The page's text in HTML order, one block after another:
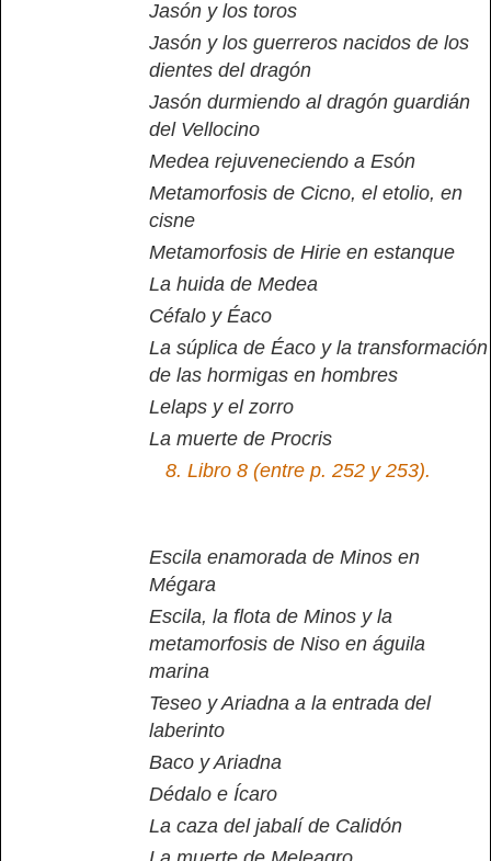
Jasón y los toros
Jasón y los guerreros nacidos de los
dientes del dragón
Jasón durmiendo al dragón guardián
del Vellocino
Medea rejuveneciendo a Esón
Metamorfosis de Cicno, el etolio, en
cisne
Metamorfosis de Hirie en estanque
La huida de Medea
Céfalo y Éaco
La súplica de Éaco y la transformación
de las hormigas en hombres
Lelaps y el zorro
La muerte de Procris
8. Libro 8 (entre p. 252 y 253).
Escila enamorada de Minos en
Mégara
Escila, la flota de Minos y la
metamorfosis de Niso en águila
marina
Teseo y Ariadna a la entrada del
laberinto
Baco y Ariadna
Dédalo e Ícaro
La caza del jabalí de Calidón